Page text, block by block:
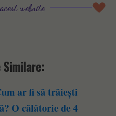
website
ar fi să trăiești
O călătorie de 4